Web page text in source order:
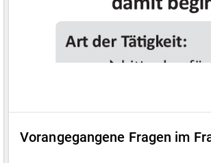
Vorangegangene Fragen im